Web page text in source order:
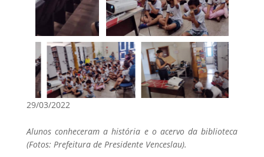
29/03/2022
Alunos conheceram a história e o acervo da biblioteca
(Fotos: Prefeitura de Presidente Venceslau).